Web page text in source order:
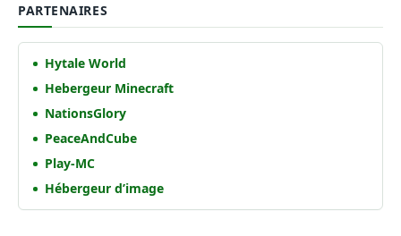
PARTENAIRES
Hytale World
Hebergeur Minecraft
NationsGlory
PeaceAndCube
Play-MC
Hébergeur d’image